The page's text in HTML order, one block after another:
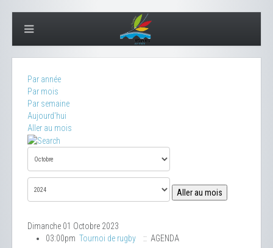
Par année
Par mois
Par semaine
Aujourd'hui
Aller au mois
Aller au mois
Dimanche 01 Octobre 2023
03:00pm Tournoi de rugby :: AGENDA